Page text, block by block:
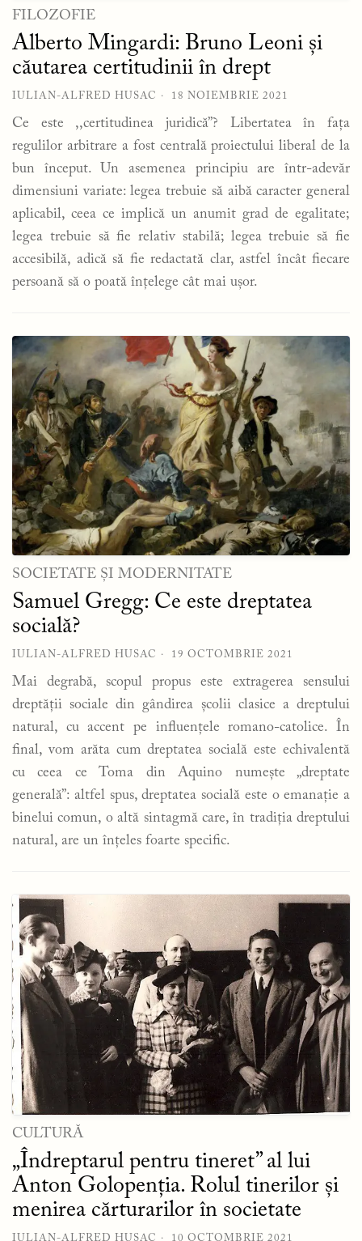
FILOZOFIE
Alberto Mingardi: Bruno Leoni și
căutarea certitudinii în drept
IULIAN-ALFRED HUSAC 18 NOIEMBRIE 2021
Ce este ,,certitudinea juridică”? Libertatea în fața
regulilor arbitrare a fost centrală proiectului liberal de la
bun început. Un asemenea principiu are într-adevăr
dimensiuni variate: legea trebuie să aibă caracter general
aplicabil, ceea ce implică un anumit grad de egalitate;
legea trebuie să fie relativ stabilă; legea trebuie să fie
accesibilă, adică să fie redactată clar, astfel încât fiecare
persoană să o poată înțelege cât mai ușor.
SOCIETATE ȘI MODERNITATE
Samuel Gregg: Ce este dreptatea
socială?
IULIAN-ALFRED HUSAC 19 OCTOMBRIE 2021
Mai degrabă, scopul propus este extragerea sensului
dreptății sociale din gândirea școlii clasice a dreptului
natural, cu accent pe influențele romano-catolice. În
final, vom arăta cum dreptatea socială este echivalentă
cu ceea ce Toma din Aquino numește „dreptate
generală”: altfel spus, dreptatea socială este o emanație a
binelui comun, o altă sintagmă care, în tradiția dreptului
natural, are un înțeles foarte specific.
CULTURĂ
„Îndreptarul pentru tineret” al lui
Anton Golopenția. Rolul tinerilor și
menirea cărturarilor în societate
IULIAN-ALFRED HUSAC 10 OCTOMBRIE 2021